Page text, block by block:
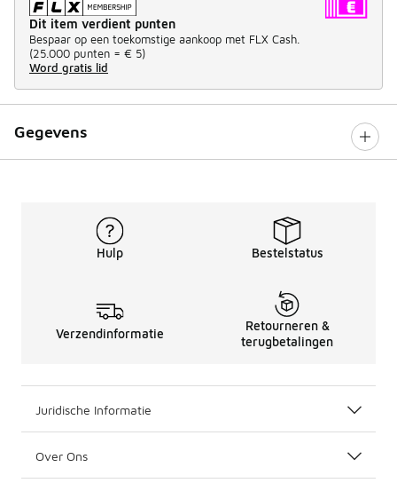
Dit item verdient punten
Bespaar op een toekomstige aankoop met FLX Cash.
(25.000 punten = € 5)
Word gratis lid
Gegevens
Hulp Bestelstatus
Verzendinformatie
Retourneren &
terugbetalingen
Juridische Informatie
Over Ons